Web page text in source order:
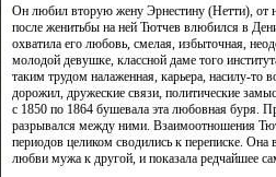
Он любил вторую жену Эрнестину (Нетти), от
после женитьбы на ней Тютчев влюбился в
охватила его любовь, смелая, избыточная,
молодой девушке, классной даме того
таким трудом налаженная, карьера, насилу-то
дорожил, дружеские связи, политические
с 1850 по 1864 бушевала эта любовная буря.
разрывался между ними. Взаимоотношения
периодов целиком сводились к переписке. Она
любви мужа к другой, и показала редчайшее